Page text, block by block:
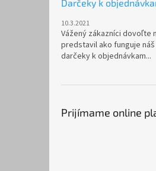
Darčeky k
10.3.2021
Vážený zákazníci dovoľte
predstavil ako funguje
darčeky k objednávkam...
Prijímame online